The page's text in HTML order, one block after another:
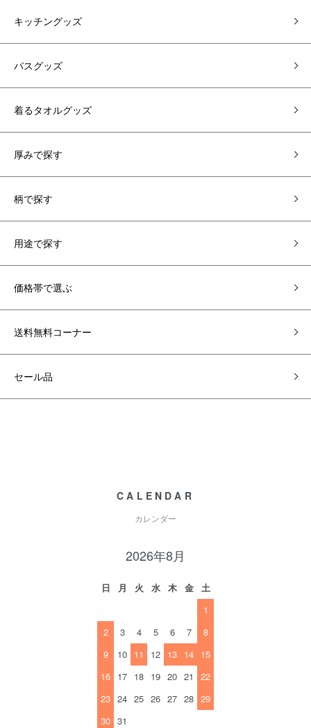
キッチングッズ
バスグッズ
着るタオルグッズ
厚みで探す
柄で探す
用途で探す
価格帯で選ぶ
送料無料コーナー
セール品
CALENDAR
カレンダー
2026年8月
日 月 火 水 木 金
土
1
2
3 4 5 6 7
8
9
10 11 12 13 14 15
16 17 18 19 20 21
22
23 24 25 26 27 28 29
30 31